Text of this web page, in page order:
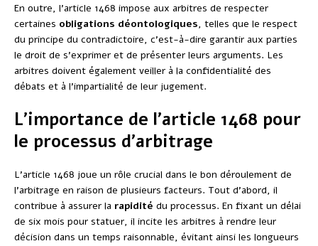
En outre, l’article 1468 impose aux arbitres de respecter
certaines obligations déontologiques, telles que le respect
du principe du contradictoire, c’est-à-dire garantir aux parties
le droit de s’exprimer et de présenter leurs arguments. Les
arbitres doivent également veiller à la confidentialité des
débats et à l’impartialité de leur jugement.
L’importance de l’article 1468 pour
le processus d’arbitrage
L’article 1468 joue un rôle crucial dans le bon déroulement de
l’arbitrage en raison de plusieurs facteurs. Tout d’abord, il
contribue à assurer la rapidité du processus. En fixant un délai
de six mois pour statuer, il incite les arbitres à rendre leur
décision dans un temps raisonnable, évitant ainsi les longueurs